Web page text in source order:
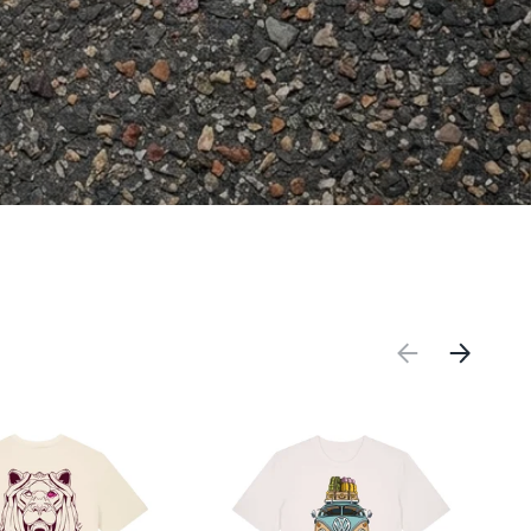
PRÉCÉDENTSUIVANT